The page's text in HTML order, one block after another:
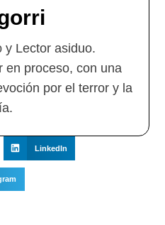
y Lector asiduo.
en proceso, con una
por el terror y la
LinkedIn